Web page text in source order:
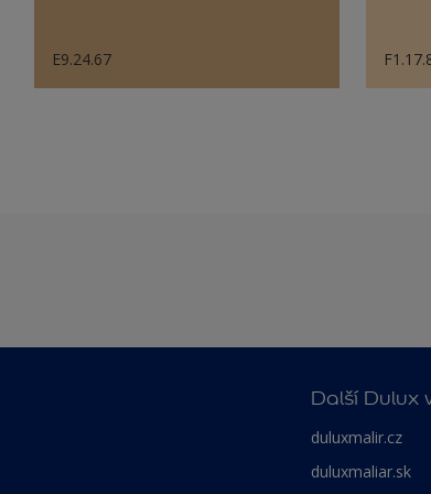
E9.24.67
Další Dulux
duluxmalir.cz
duluxmaliar.sk